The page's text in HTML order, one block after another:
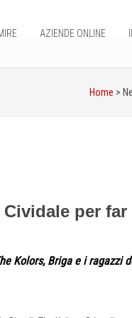
AZIENDE ONLINE
Home >
per far
Kolors, Briga e i ragazzi